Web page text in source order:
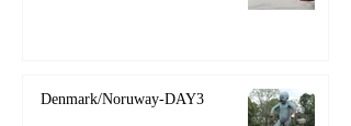
Denmark/Noruway-DAY3